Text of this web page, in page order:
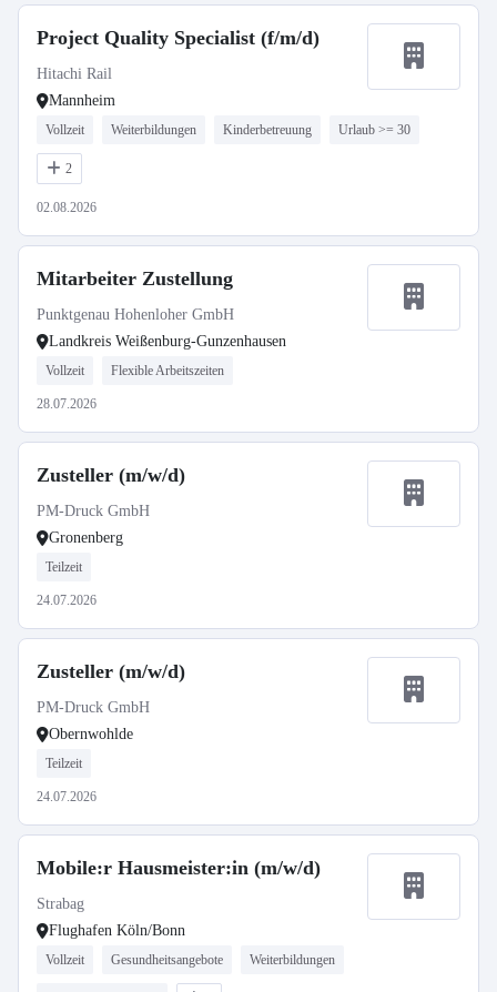
Project Quality Specialist (f/m/d)
Hitachi Rail
Mannheim
Vollzeit Weiterbildungen Kinderbetreuung Urlaub >= 30
2
02.08.2026
Mitarbeiter Zustellung
Punktgenau Hohenloher GmbH
Landkreis Weißenburg-Gunzenhausen
Vollzeit Flexible Arbeitszeiten
28.07.2026
Zusteller (m/w/d)
PM-Druck GmbH
Gronenberg
Teilzeit
24.07.2026
Zusteller (m/w/d)
PM-Druck GmbH
Obernwohlde
Teilzeit
24.07.2026
Mobile:r Hausmeister:in (m/w/d)
Strabag
Flughafen Köln/Bonn
Vollzeit Gesundheitsangebote Weiterbildungen